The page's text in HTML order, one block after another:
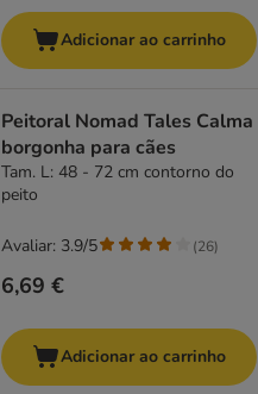
Adicionar ao carrinho
Peitoral Nomad Tales Calma
borgonha para cães
Tam. L: 48 - 72 cm contorno do
peito
6,69 €
Avaliar: 3.9/5 (26)
Adicionar ao carrinho